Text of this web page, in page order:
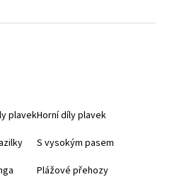
plavekHorní díly plavek
S vysokým pasem
Plážové přehozy